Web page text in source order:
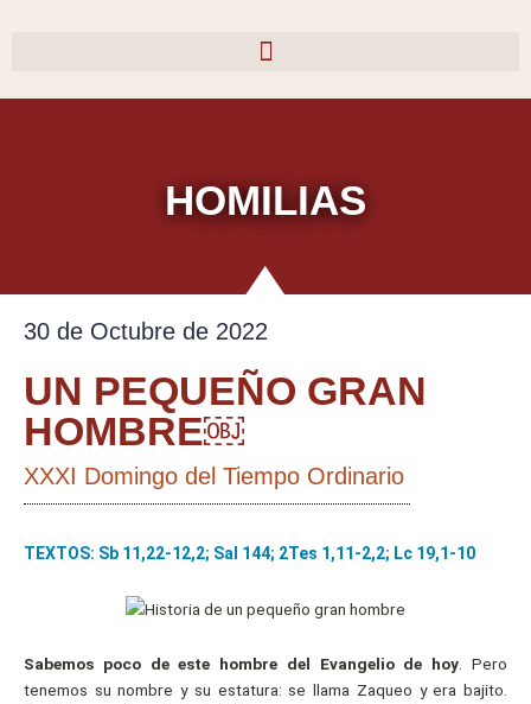
HOMILIAS
30 de Octubre de 2022
UN PEQUEÑO GRAN
HOMBRE￼
XXXI Domingo del Tiempo Ordinario
TEXTOS: Sb 11,22-12,2; Sal 144; 2Tes 1,11-2,2; Lc 19,1-10
Sabemos poco de este hombre del Evangelio de hoy . Pero
tenemos su nombre y su estatura: se llama Zaqueo y era bajito.